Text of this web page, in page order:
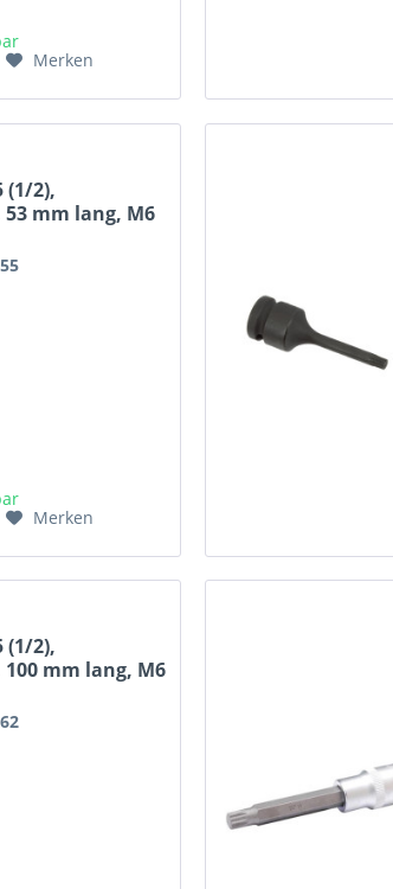
Merken
(1/2),
mm lang, M6
Merken
(1/2),
mm lang, M6